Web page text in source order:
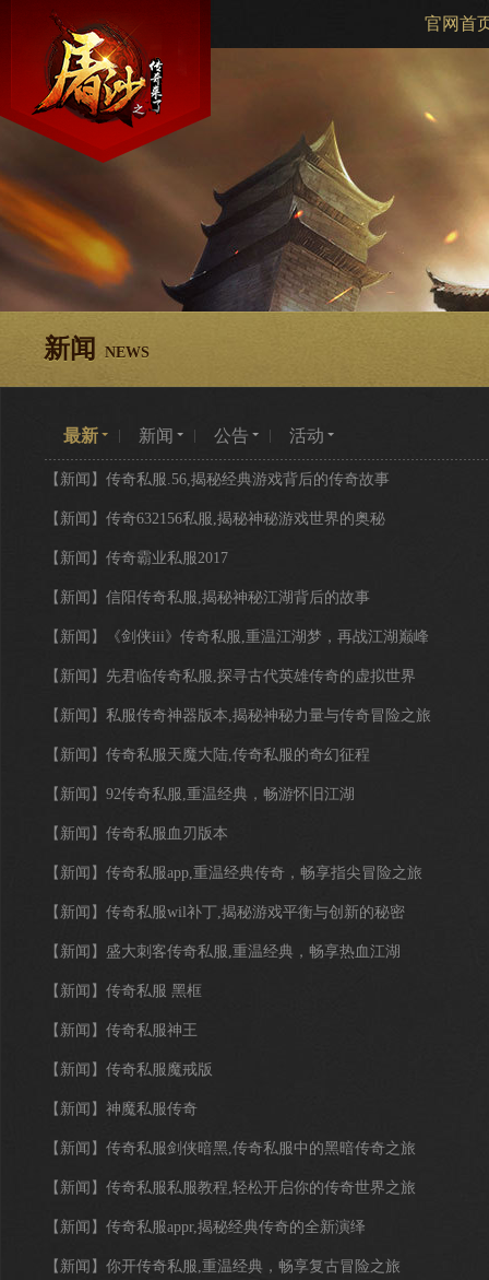
官网首
新闻 NEWS
最新 新闻 公告 活动
【新闻】 传奇私服.56,揭秘经典游戏背后的传奇故事
【新闻】 传奇632156私服,揭秘神秘游戏世界的奥秘
【新闻】 传奇霸业私服2017
【新闻】 信阳传奇私服,揭秘神秘江湖背后的故事
【新闻】 《剑侠iii》传奇私服,重温江湖梦，再战江湖巅峰
【新闻】 先君临传奇私服,探寻古代英雄传奇的虚拟世界
【新闻】 私服传奇神器版本,揭秘神秘力量与传奇冒险之旅
【新闻】 传奇私服天魔大陆,传奇私服的奇幻征程
【新闻】 92传奇私服,重温经典，畅游怀旧江湖
【新闻】 传奇私服血刃版本
【新闻】 传奇私服app,重温经典传奇，畅享指尖冒险之旅
【新闻】 传奇私服wil补丁,揭秘游戏平衡与创新的秘密
【新闻】 盛大刺客传奇私服,重温经典，畅享热血江湖
【新闻】 传奇私服 黑框
【新闻】 传奇私服神王
【新闻】 传奇私服魔戒版
【新闻】 神魔私服传奇
【新闻】 传奇私服剑侠暗黑,传奇私服中的黑暗传奇之旅
【新闻】 传奇私服私服教程,轻松开启你的传奇世界之旅
【新闻】 传奇私服appr,揭秘经典传奇的全新演绎
【新闻】 你开传奇私服,重温经典，畅享复古冒险之旅